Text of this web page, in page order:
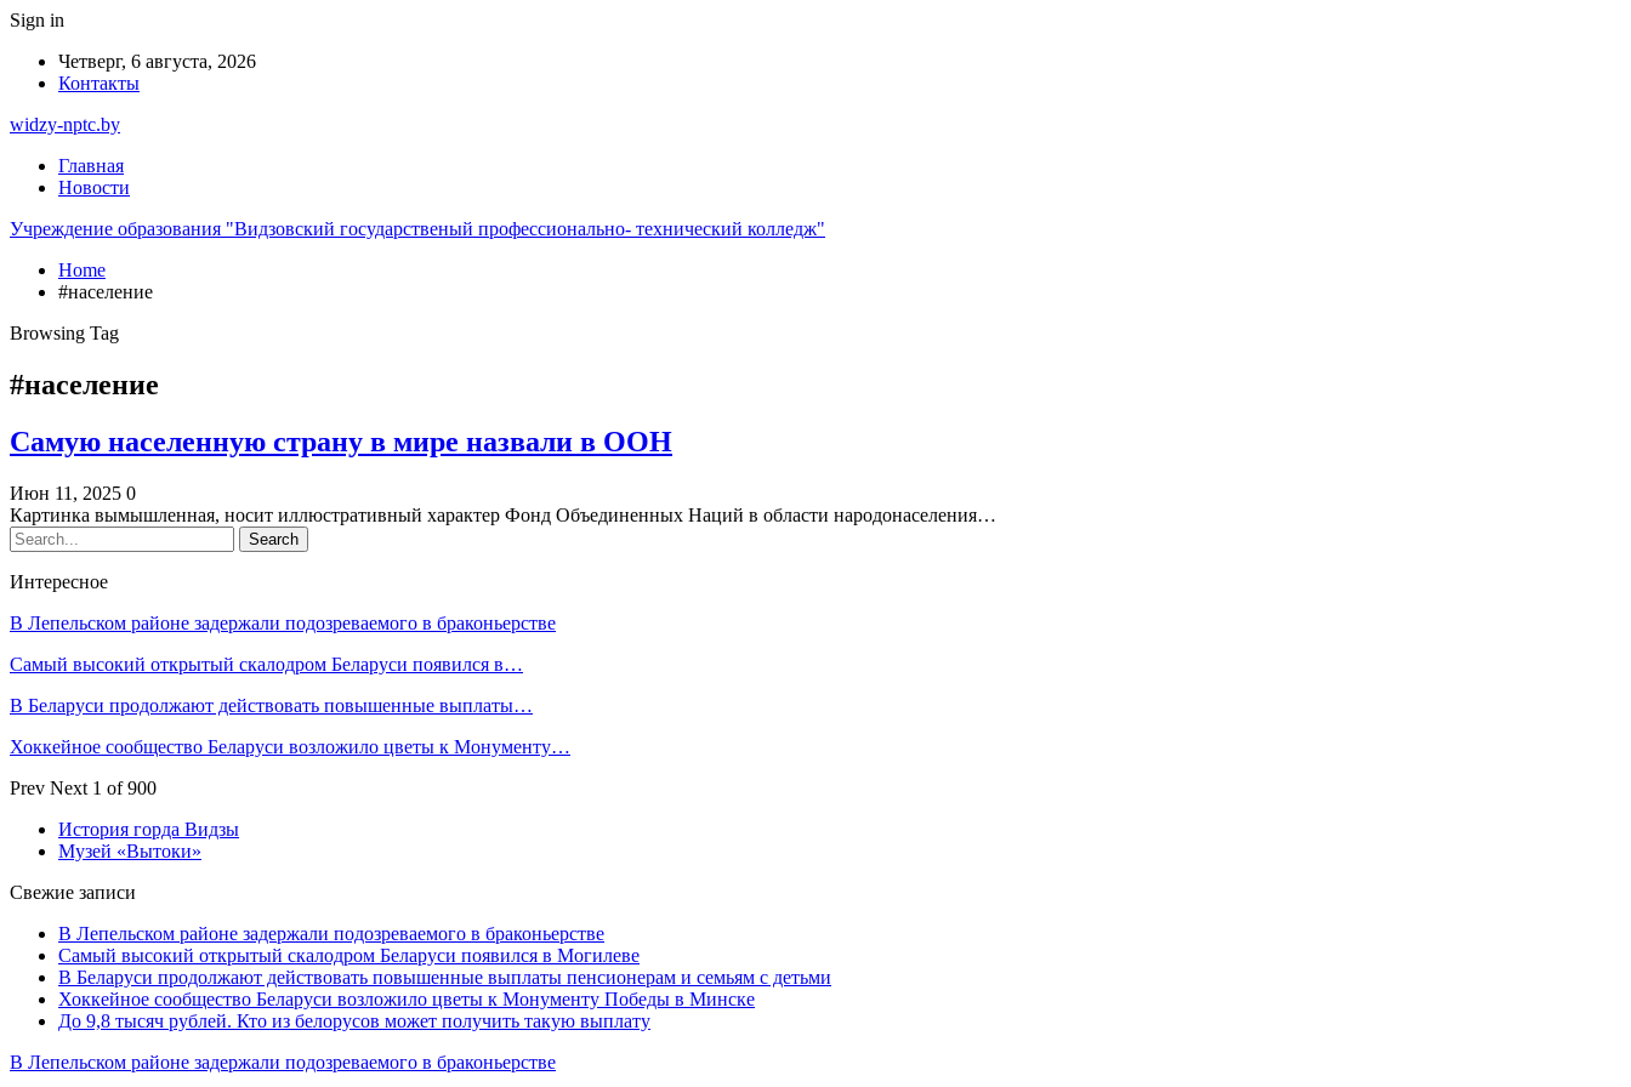
Sign in
Четверг, 6 августа, 2026
Контакты
widzy-nptc.by
Главная
Новости
Учреждение образования "Видзовский государственый профессионально- технический колледж"
Home
#население
Browsing Tag
#население
Самую населенную страну в мире назвали в ООН
Июн 11, 2025 0
Картинка вымышленная, носит иллюстративный характер Фонд Объединенных Наций в области народонаселения…
Интересное
В Лепельском районе задержали подозреваемого в браконьерстве
Самый высокий открытый скалодром Беларуси появился в…
В Беларуси продолжают действовать повышенные выплаты…
Хоккейное сообщество Беларуси возложило цветы к Монументу…
Prev Next 1 of 900
История горда Видзы
Музей «Вытоки»
Свежие записи
В Лепельском районе задержали подозреваемого в браконьерстве
Самый высокий открытый скалодром Беларуси появился в Могилеве
В Беларуси продолжают действовать повышенные выплаты пенсионерам и семьям с детьми
Хоккейное сообщество Беларуси возложило цветы к Монументу Победы в Минске
До 9,8 тысяч рублей. Кто из белорусов может получить такую выплату
В Лепельском районе задержали подозреваемого в браконьерстве